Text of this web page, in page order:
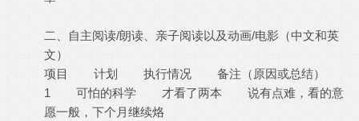
二、自主阅读/朗读、亲子阅读以及动画/电影（中文和英
文）
项目 计划 执行情况 备注（原因或总结）
1 可怕的科学 才看了两本 说有点难，看的意
愿一般，下个月继续烙